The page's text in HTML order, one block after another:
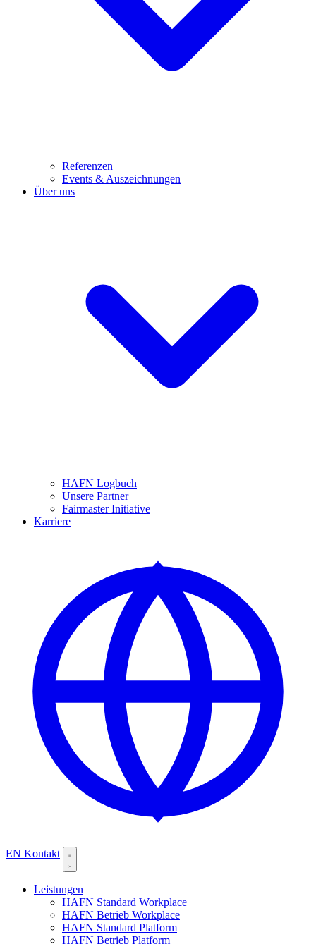
Referenzen
Events & Auszeichnungen
Über uns
HAFN Logbuch
Unsere Partner
Fairmaster Initiative
Karriere
EN Kontakt
Leistungen
HAFN Standard Workplace
HAFN Betrieb Workplace
HAFN Standard Platform
HAFN Betrieb Platform